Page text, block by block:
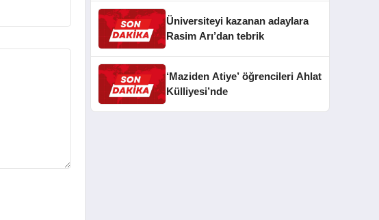
Üniversiteyi kazanan adaylara
Rasim Arı’dan tebrik
‘Maziden Atiye’ öğrencileri Ahlat
Külliyesi’nde